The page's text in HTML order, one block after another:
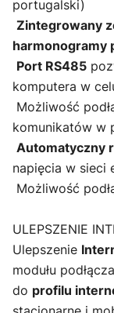
portugalski)
Zintegrowany
harmonogramy
Port RS485
komputera w
Możliwość
komunikatów w
Automatyczny
napięcia w sieci
Możliwość
ULEPSZENIE
Ulepszenie
modułu
do profilu